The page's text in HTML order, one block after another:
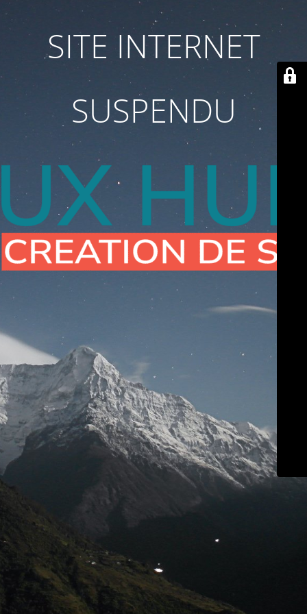
SITE INTERNET
SUSPENDU